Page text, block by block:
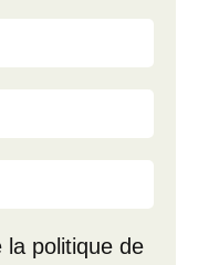
politique de